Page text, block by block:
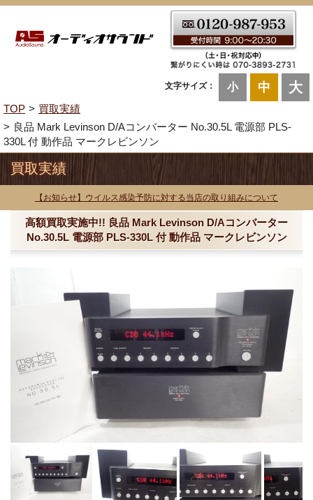
文字サイズ： 小 中 大
TOP
買取実績
良品 Mark Levinson D/Aコンバーター No.30.5L 電源部 PLS-
330L 付 動作品 マークレビンソン
買取実績
【お知らせ】ウイルス感染予防に対する当店の取り組みについて
高額買取実施中!! 良品 Mark Levinson D/Aコンバーター
No.30.5L 電源部 PLS-330L 付 動作品 マークレビンソン